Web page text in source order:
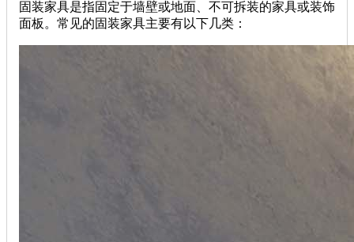
固装家具是指固定于墙壁或地面、不可拆装的家具或装饰
面板。常见的固装家具主要有以下几类：